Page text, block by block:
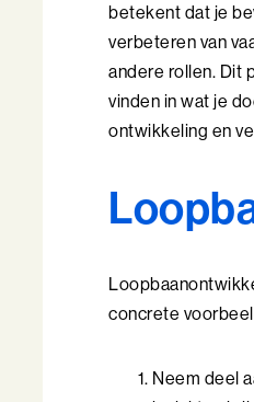
betekent dat je
verbeteren van
andere rollen. Dit
vinden in wat je
ontwikkeling en
concrete
Neem deel